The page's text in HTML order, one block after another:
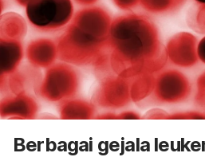
Berbagai gejala